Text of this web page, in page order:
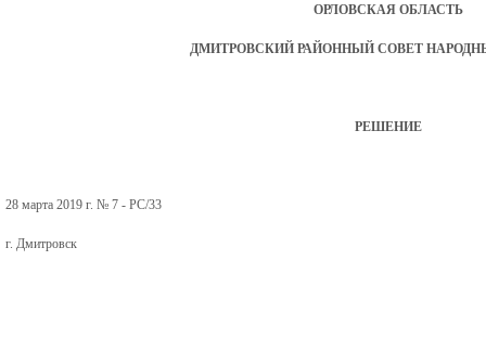
ОРЛОВСКАЯ ОБЛАСТЬ
ДМИТРОВСКИЙ РАЙОННЫЙ СОВЕТ
РЕШЕНИЕ
28 марта 2019 г. № 7 - РС/33
г. Дмитровск